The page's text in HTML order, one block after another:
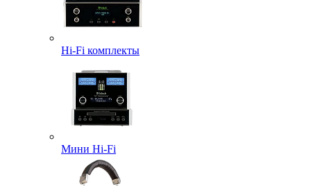
Hi-Fi комплекты
Мини Hi-Fi